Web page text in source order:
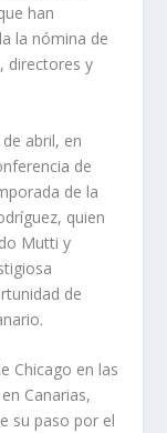
han
la nómina de
directores y
abril, en
de
de la
quien
Mutti y
de
Chicago en las
Canarias,
su paso por el